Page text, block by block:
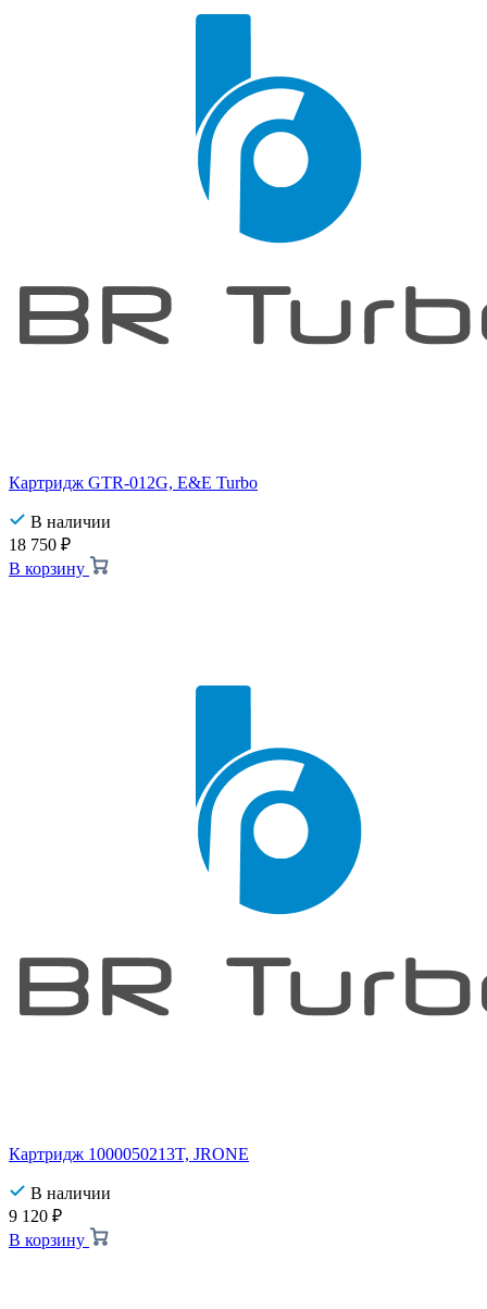
Картридж GTR-012G, E&E Turbo
В наличии
18 750 ₽
В корзину
Картридж 1000050213T, JRONE
В наличии
9 120 ₽
В корзину